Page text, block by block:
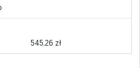
545,26 zł